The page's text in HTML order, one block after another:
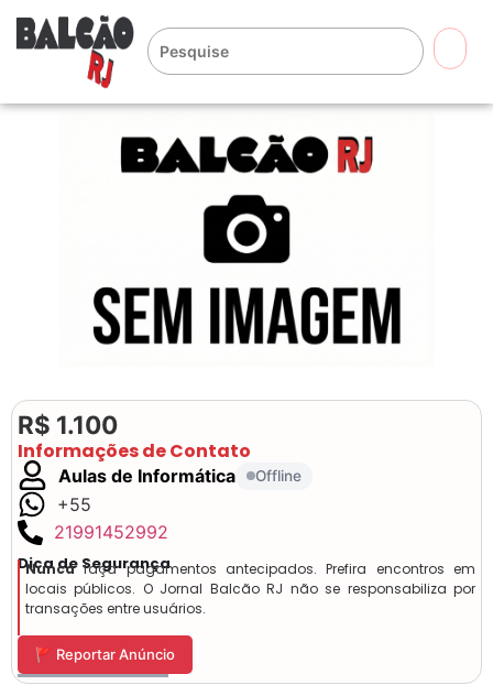
R$ 1.100
Informações de Contato
Aulas de Informática Offline
+55
21991452992
Dica de Segurança
Nuncafaça pagamentos antecipados. Prefira encontros em
locais públicos. O Jornal Balcão RJ não se responsabiliza por
transações entre usuários.
🚩 Reportar Anúncio